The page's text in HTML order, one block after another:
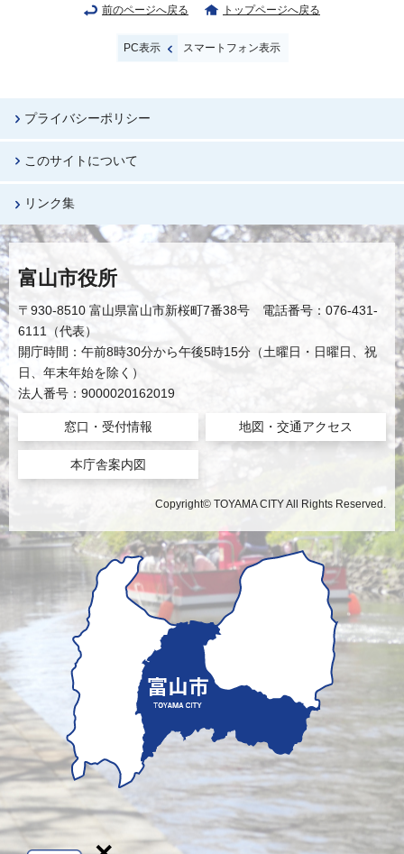
前のページへ戻る トップページへ戻る
PC表示 スマートフォン表示
プライバシーポリシー
このサイトについて
リンク集
富山市役所
〒930-8510 富山県富山市新桜町7番38号 電話番号：076-431-
6111（代表）
開庁時間：午前8時30分から午後5時15分（土曜日・日曜日、祝
日、年末年始を除く）
法人番号：9000020162019
窓口・受付情報 地図・交通アクセス
本庁舎案内図
Copyright© TOYAMA CITY All Rights Reserved.